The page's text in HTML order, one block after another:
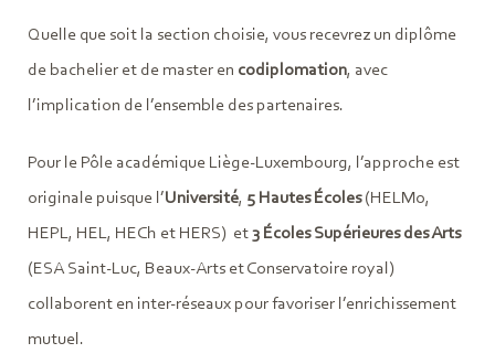
Quelle que soit la section choisie, vous recevrez un diplôme
de bachelier et de master en codiplomation, avec
l’implication de l’ensemble des partenaires.
Pour le Pôle académique Liège-Luxembourg, l’approche est
originale puisque l’Université, 5 Hautes Écoles(HELMo,
HEPL, HEL, HECh et HERS) et3 Écoles Supérieures des Arts
(ESA Saint-Luc, Beaux-Arts et Conservatoire royal)
collaborent en inter-réseaux pour favoriser l’enrichissement
mutuel.